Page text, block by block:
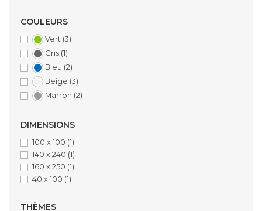
COULEURS
Vert (3)
Gris (1)
Bleu (2)
Beige (3)
Marron (2)
DIMENSIONS
100 x 100 (1)
140 x 240 (1)
160 x 250 (1)
40 x 100 (1)
THÈMES